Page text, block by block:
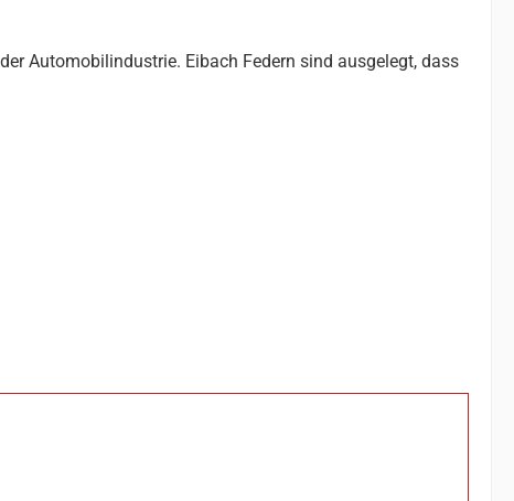
Automobilindustrie. Eibach Federn sind ausgelegt, dass